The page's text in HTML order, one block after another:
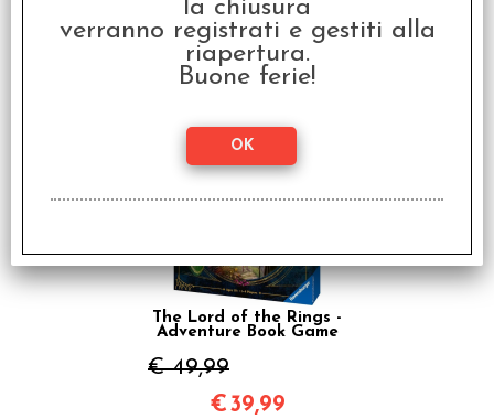
GIRSA - Mappa del
Signore degli Anelli
€ 14,95
The Lord of the Rings -
Adventure Book Game
€ 49,99
€39,99
la chiusura
verranno registrati e gestiti alla
riapertura.
Buone ferie!